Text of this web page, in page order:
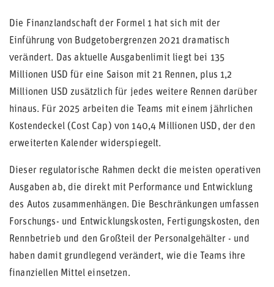
Die Finanzlandschaft der Formel 1 hat sich mit der
Einführung von Budgetobergrenzen 2021 dramatisch
verändert. Das aktuelle Ausgabenlimit liegt bei 135
Millionen USD für eine Saison mit 21 Rennen, plus 1,2
Millionen USD zusätzlich für jedes weitere Rennen darüber
hinaus. Für 2025 arbeiten die Teams mit einem jährlichen
Kostendeckel (Cost Cap) von 140,4 Millionen USD, der den
erweiterten Kalender widerspiegelt.
Dieser regulatorische Rahmen deckt die meisten operativen
Ausgaben ab, die direkt mit Performance und Entwicklung
des Autos zusammenhängen. Die Beschränkungen umfassen
Forschungs- und Entwicklungskosten, Fertigungskosten, den
Rennbetrieb und den Großteil der Personalgehälter - und
haben damit grundlegend verändert, wie die Teams ihre
finanziellen Mittel einsetzen.